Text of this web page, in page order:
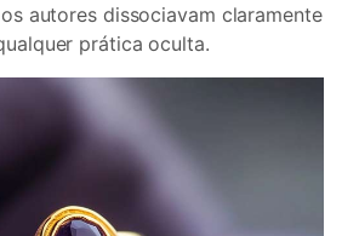
autores dissociavam claramente
prática oculta.